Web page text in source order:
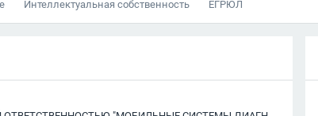
Интеллектуальная собственность ЕГРЮЛ